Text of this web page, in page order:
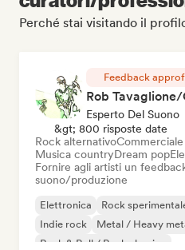
Perché stai visitando il
Feedback
Rob
Esperto Del Suono
&gt; 800 risposte date
Rock alternativo
Musica countryDream pop
Fornire agli artisti un
suono/produzione
Elettronica Rock
Indie rock
Metal / Heavy
Rock & Roll / Rock classico